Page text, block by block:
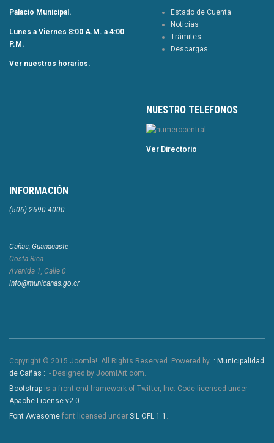
Palacio Municipal.
Lunes a Viernes 8:00 A.M. a 4:00
P.M.
Ver nuestros horarios.
Estado de Cuenta
Noticias
Trámites
Descargas
NUESTRO TELEFONOS
Ver Directorio
INFORMACIÓN
(506) 2690-4000
Cañas, Guanacaste
Costa Rica
Avenida 1, Calle 0
info@municanas.go.cr
Copyright © 2015 Joomla!. All Rights Reserved. Powered by .: Municipalidad
de Cañas :. - Designed by JoomlArt.com.
Bootstrap is a front-end framework of Twitter, Inc. Code licensed under
Apache License v2.0.
Font Awesome font licensed under SIL OFL 1.1 .